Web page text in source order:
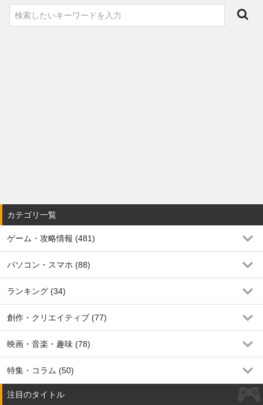
カテゴリ一覧
ゲーム・攻略情報 (481)
パソコン・スマホ (88)
ランキング (34)
創作・クリエイティブ (77)
映画・音楽・趣味 (78)
特集・コラム (50)
注目のタイトル